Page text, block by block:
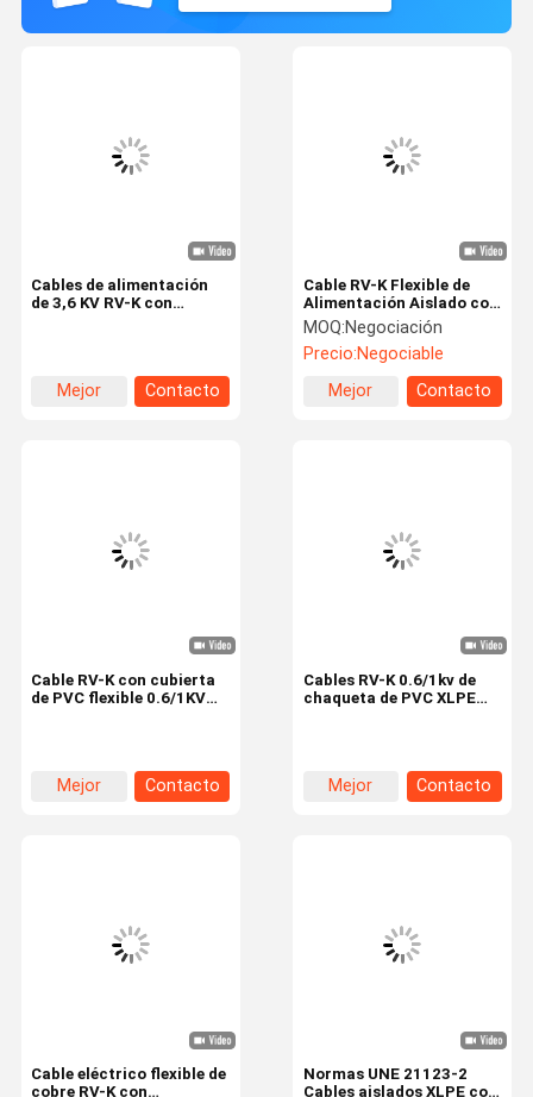
Productos
Cable RV-K Flexible de
Alimentación Aislado con
XLPE Vaina de PVC
Conductor de Cobre Clase
5 0.6/1kv CU/XLPE/PVC
MOQ:Negociación
Precio:Negociable
Mejor
Contacto
Cables de alimentación
de 3,6 KV RV-K con
Mejor
Contacto
Cables RV-K 0.6/1kv de
chaqueta de PVC XLPE
Mejor
Contacto
Cable RV-K con cubierta
de PVC flexible 0.6/1KV
Mejor
Contacto
Normas UNE 21123-2
Cables aislados XLPE con
Cable eléctrico flexible de
cobre RV-K con